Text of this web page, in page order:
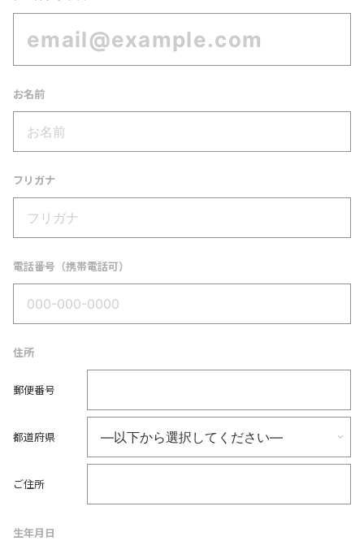
お名前
フリガナ
電話番号（携帯電話可）
住所
郵便番号
都道府県
ご住所
生年月日